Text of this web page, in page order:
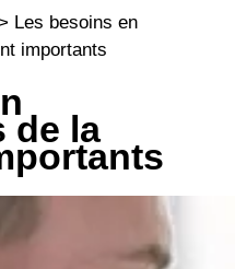
Les besoins en
importants
de la